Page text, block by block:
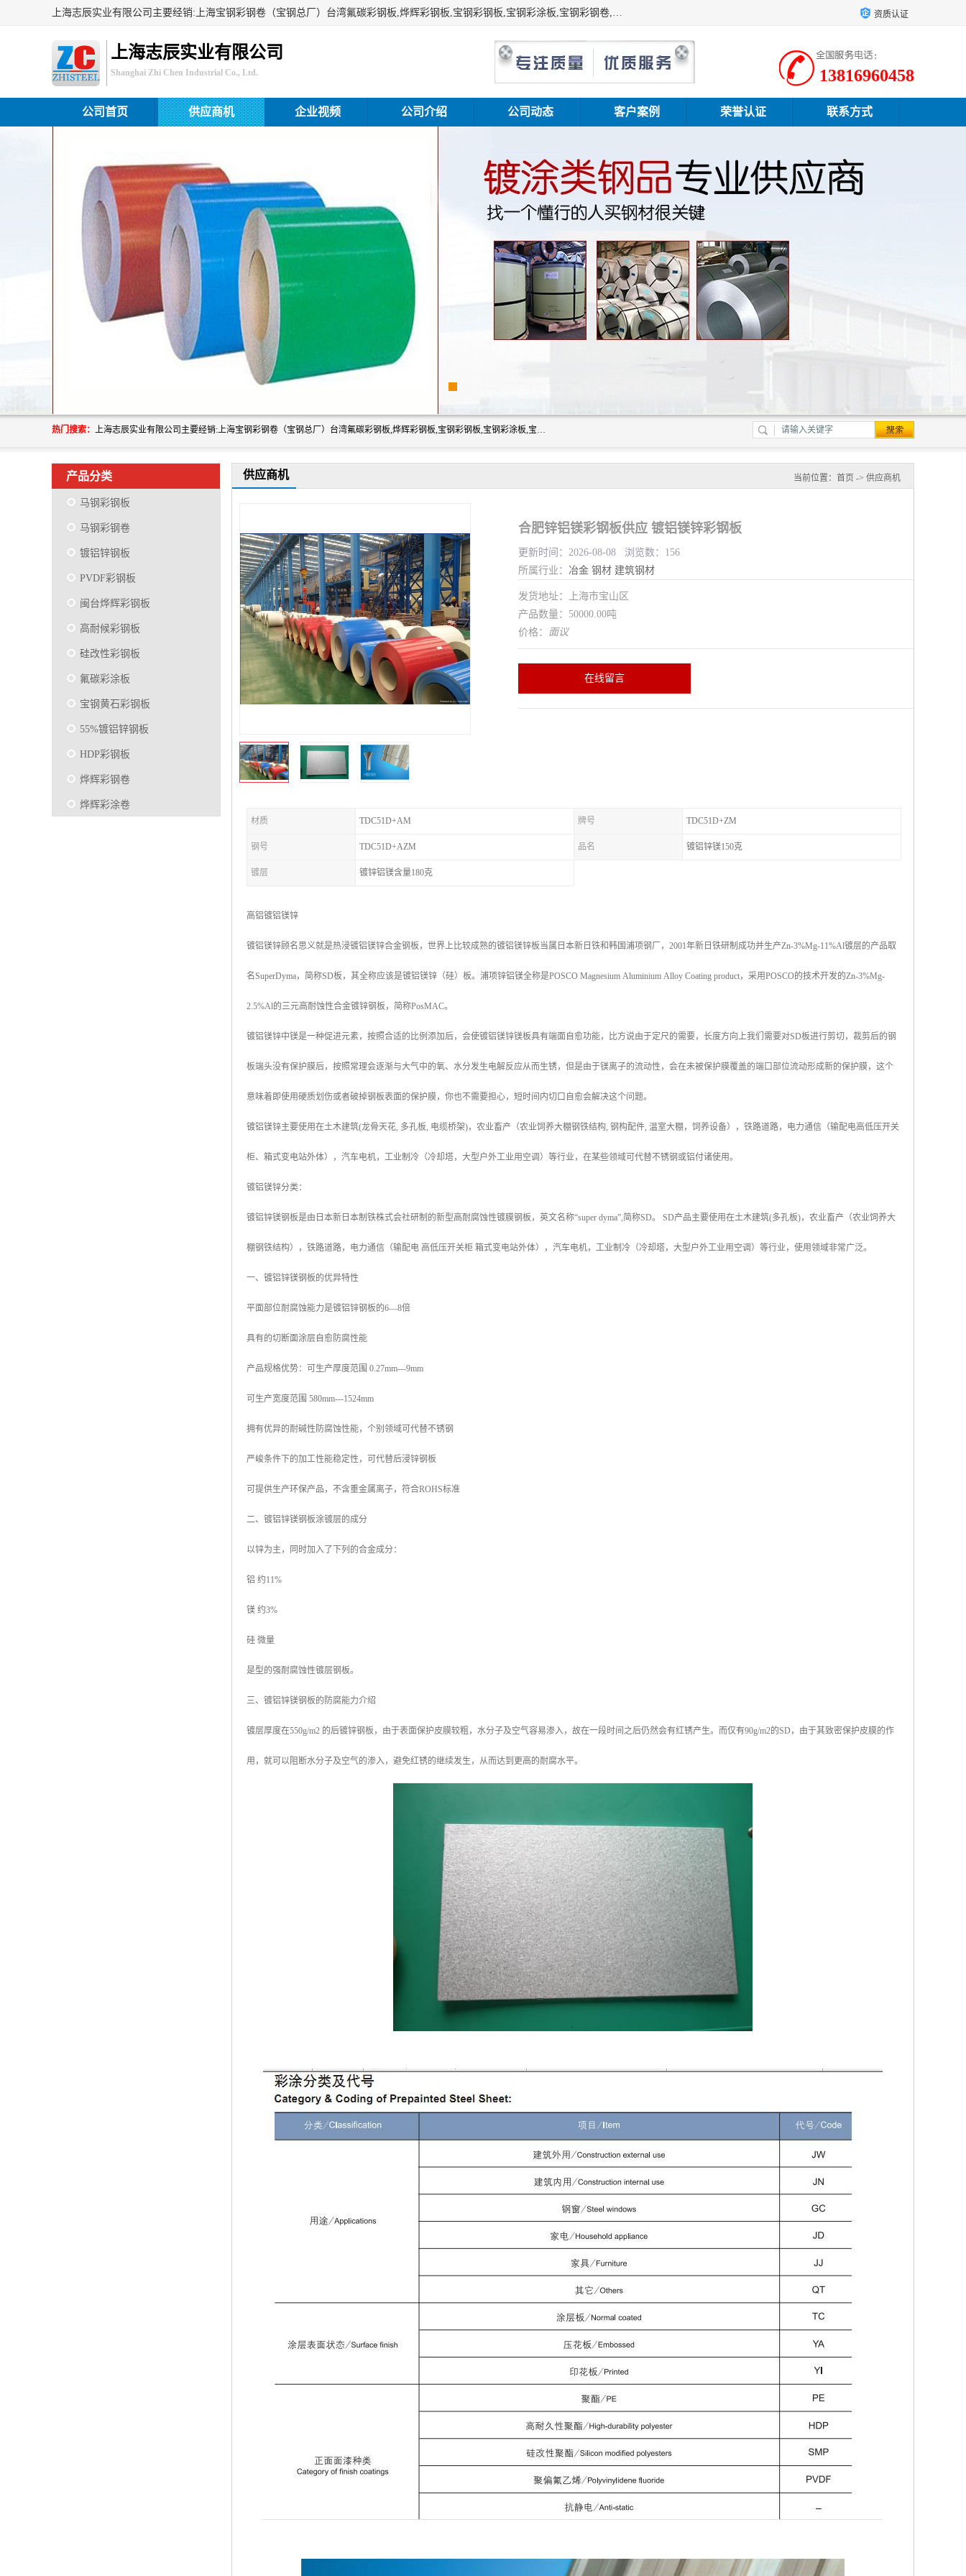
上海志辰实业有限公司主要经销:上海宝钢彩钢卷（宝钢总厂）台湾氟碳彩钢板,烨辉彩钢板,宝钢彩钢板,宝钢彩涂板,宝钢彩钢卷,马钢彩钢板,马钢彩钢卷,镀铝锌钢板,PVDF彩钢板,台湾烨辉彩钢板,高耐候彩钢板,硅改性彩钢板,规格齐全。 资质认证
上海志辰实业有限公司
Shanghai Zhi Chen Industrial Co., Ltd. 13816960458
公司首页 供应商机 企业视频 公司介绍 公司动态 客户案例 荣誉认证 联系方式
热门搜索： 上海志辰实业有限公司主要经销:上海宝钢彩钢卷（宝钢总厂）台湾氟碳彩钢板,烨辉彩钢板,宝钢彩钢板,宝钢彩涂板,宝钢彩钢卷,马钢彩钢板,马钢彩钢卷,镀铝锌钢板,PVDF彩钢板,台湾烨辉彩钢板,高耐候彩钢板,硅改性彩钢板,规格齐全。
产品分类
马钢彩钢板
马钢彩钢卷
镀铝锌钢板
PVDF彩钢板
闽台烨辉彩钢板
高耐候彩钢板
硅改性彩钢板
氟碳彩涂板
宝钢黄石彩钢板
55%镀铝锌钢板
HDP彩钢板
烨辉彩钢卷
烨辉彩涂卷
供应商机 当前位置： 首页 -> 供应商机
合肥锌铝镁彩钢板供应 镀铝镁锌彩钢板
更新时间：2026-08-08 浏览数：156
所属行业： 冶金 钢材 建筑钢材
发货地址：上海市宝山区
产品数量：50000.00吨
价格： 面议
在线留言
材质 TDC51D+AM 牌号 TDC51D+ZM
钢号 TDC51D+AZM 品名 镀铝锌镁150克
镀层 镀锌铝镁含量180克
高铝镀铝镁锌
镀铝镁锌顾名思义就是热浸镀铝镁锌合金钢板，世界上比较成熟的镀铝镁锌板当属日本新日铁和韩国浦项钢厂，2001年新日铁研制成功并生产Zn-3%Mg-11%Al镀层的产品取
名SuperDyma，简称SD板，其全称应该是镀铝镁锌（硅）板。浦项锌铝镁全称是POSCO Magnesium Aluminium Alloy Coating product，采用POSCO的技术开发的Zn-3%Mg-
2.5%Al的三元高耐蚀性合金镀锌钢板，简称PosMAC。
镀铝镁锌中镁是一种促进元素，按照合适的比例添加后，会使镀铝镁锌镁板具有端面自愈功能，比方说由于定尺的需要，长度方向上我们需要对SD板进行剪切，裁剪后的钢
板端头没有保护膜后，按照常理会逐渐与大气中的氧、水分发生电解反应从而生锈，但是由于镁离子的流动性，会在未被保护膜覆盖的端口部位流动形成新的保护膜，这个
意味着即使用硬质划伤或者破掉钢板表面的保护膜，你也不需要担心，短时间内切口自愈会解决这个问题。
镀铝镁锌主要使用在土木建筑(龙骨天花, 多孔板, 电缆桥架)，农业畜产（农业饲养大棚钢铁结构, 钢构配件, 温室大棚，饲养设备），铁路道路，电力通信（输配电高低压开关
柜、箱式变电站外体），汽车电机，工业制冷（冷却塔，大型户外工业用空调）等行业，在某些领域可代替不锈钢或铝付诸使用。
镀铝镁锌分类：
镀铝锌镁钢板是由日本新日本制铁株式会社研制的新型高耐腐蚀性镀膜钢板，英文名称“super dyma”,简称SD。 SD产品主要使用在土木建筑(多孔板)，农业畜产（农业饲养大
棚钢铁结构），铁路道路，电力通信（输配电 高低压开关柜 箱式变电站外体），汽车电机，工业制冷（冷却塔，大型户外工业用空调）等行业，使用领域非常广泛。
一、镀铝锌镁钢板的优异特性
平面部位耐腐蚀能力是镀铝锌钢板的6—8倍
具有的切断面涂层自愈防腐性能
产品规格优势：可生产厚度范围 0.27mm---9mm
可生产宽度范围 580mm---1524mm
拥有优异的耐碱性防腐蚀性能，个别领域可代替不锈钢
严峻条件下的加工性能稳定性，可代替后浸锌钢板
可提供生产环保产品，不含重金属离子，符合ROHS标准
二、镀铝锌镁钢板涂镀层的成分
以锌为主，同时加入了下列的合金成分：
铝 约11%
镁 约3%
硅 微量
是型的强耐腐蚀性镀层钢板。
三、镀铝锌镁钢板的防腐能力介绍
镀层厚度在550g/m2 的后镀锌钢板，由于表面保护皮膜较粗，水分子及空气容易渗入，故在一段时间之后仍然会有红锈产生。而仅有90g/m2的SD，由于其致密保护皮膜的作
用，就可以阻断水分子及空气的渗入，避免红锈的继续发生，从而达到更高的耐腐水平。